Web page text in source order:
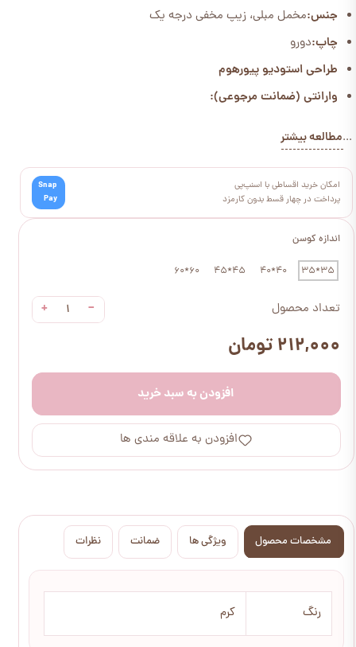
اندازه کوسن
35*35
40*40
45*45
60*60
تعداد محصول −
+
۲۱۲,۰۰۰ تومان
افزودن به سبد خرید
افزودن به علاقه مندی ها
جنس:مخمل مبلی، زیپ مخفی درجه یک
چاپ:دورو
طراحی استودیو پیورهوم
وارانتی (ضمانت مرجوعی):
...مطالعه بیشتر
امکان خرید اقساطی با اسنپ‌پی
پرداخت در چهار قسط بدون کارمزد
Snap
Pay
مشخصات محصول ویژگی ها ضمانت نظرات
رنگ کرم